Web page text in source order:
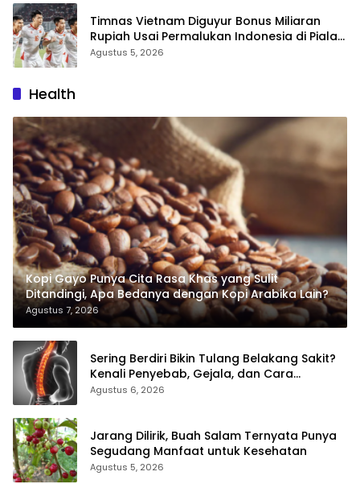
Timnas Vietnam Diguyur Bonus Miliaran
Rupiah Usai Permalukan Indonesia di Piala
AFF 2026
Agustus 5, 2026
Health
Kopi Gayo Punya Cita Rasa Khas yang Sulit
Ditandingi, Apa Bedanya dengan Kopi Arabika Lain?
Agustus 7, 2026
Sering Berdiri Bikin Tulang Belakang Sakit?
Kenali Penyebab, Gejala, dan Cara
Mengatasinya
Agustus 6, 2026
Jarang Dilirik, Buah Salam Ternyata Punya
Segudang Manfaat untuk Kesehatan
Agustus 5, 2026